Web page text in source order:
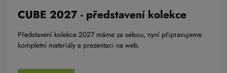
CUBE 2027 - představení kolekce
Představení kolekce 2027 máme za sebou, nyní připravujeme
kompletní materiály a prezentaci na web.